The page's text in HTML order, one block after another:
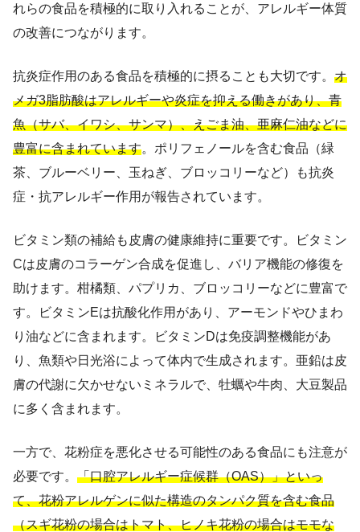
れらの食品を積極的に取り入れることが、アレルギー体質
の改善につながります。
抗炎症作用のある食品を積極的に摂ることも大切です。 オ
メガ3脂肪酸はアレルギーや炎症を抑える働きがあり、青
魚（サバ、イワシ、サンマ）、えごま油、亜麻仁油などに
豊富に含まれています。ポリフェノールを含む食品（緑
茶、ブルーベリー、玉ねぎ、ブロッコリーなど）も抗炎
症・抗アレルギー作用が報告されています。
ビタミン類の補給も皮膚の健康維持に重要です。ビタミン
Cは皮膚のコラーゲン合成を促進し、バリア機能の修復を
助けます。柑橘類、パプリカ、ブロッコリーなどに豊富で
す。ビタミンEは抗酸化作用があり、アーモンドやひまわ
り油などに含まれます。ビタミンDは免疫調整機能があ
り、魚類や日光浴によって体内で生成されます。亜鉛は皮
膚の代謝に欠かせないミネラルで、牡蠣や牛肉、大豆製品
に多く含まれます。
一方で、花粉症を悪化させる可能性のある食品にも注意が
必要です。 「口腔アレルギー症候群（OAS）」といっ
て、花粉アレルゲンに似た構造のタンパク質を含む食品
（スギ花粉の場合はトマト、ヒノキ花粉の場合はモモな